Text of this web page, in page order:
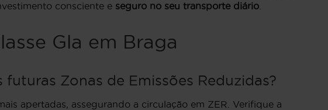
consciente e seguro no seu transporte diário
Gla em Braga
Zonas de Emissões Reduzidas?
apertadas, assegurando a circulação em ZER. Verifique a